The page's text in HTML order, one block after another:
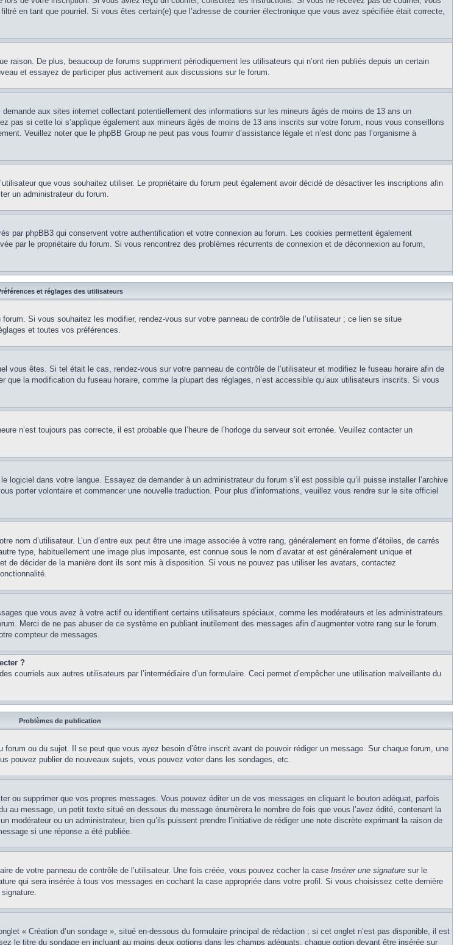
en tant que pourriel. Si vous êtes certain(e) que l’adresse de courrier électronique que vous avez spécifiée était correcte,
raison. De plus, beaucoup de forums suppriment périodiquement les utilisateurs qui n’ont rien publiés depuis un certain
et essayez de participer plus activement aux discussions sur le forum.
aux sites internet collectant potentiellement des informations sur les mineurs âgés de moins de 13 ans un
si cette loi s’applique également aux mineurs âgés de moins de 13 ans inscrits sur votre forum, nous vous conseillons
Veuillez noter que le phpBB Group ne peut pas vous fournir d’assistance légale et n’est donc pas l’organisme à
que vous souhaitez utiliser. Le propriétaire du forum peut également avoir décidé de désactiver les inscriptions afin
un administrateur du forum.
par phpBB3 qui conservent votre authentification et votre connexion au forum. Les cookies permettent également
par le propriétaire du forum. Si vous rencontrez des problèmes récurrents de connexion et de déconnexion au forum,
et réglages des utilisateurs
Si vous souhaitez les modifier, rendez-vous sur votre panneau de contrôle de l’utilisateur ; ce lien se situe
et toutes vos préférences.
vous êtes. Si tel était le cas, rendez-vous sur votre panneau de contrôle de l’utilisateur et modifiez le fuseau horaire afin de
la modification du fuseau horaire, comme la plupart des réglages, n’est accessible qu’aux utilisateurs inscrits. Si vous
n’est toujours pas correcte, il est probable que l’heure de l’horloge du serveur soit erronée. Veuillez contacter un
logiciel dans votre langue. Essayez de demander à un administrateur du forum s’il est possible qu’il puisse installer l’archive
porter volontaire et commencer une nouvelle traduction. Pour plus d’informations, veuillez vous rendre sur le site officiel
d’utilisateur. L’un d’entre eux peut être une image associée à votre rang, généralement en forme d’étoiles, de carrés
type, habituellement une image plus imposante, est connue sous le nom d’avatar et est généralement unique et
de décider de la manière dont ils sont mis à disposition. Si vous ne pouvez pas utiliser les avatars, contactez
que vous avez à votre actif ou identifient certains utilisateurs spéciaux, comme les modérateurs et les administrateurs.
Merci de ne pas abuser de ce système en publiant inutilement des messages afin d’augmenter votre rang sur le forum.
compteur de messages.
?
aux autres utilisateurs par l’intermédiaire d’un formulaire. Ceci permet d’empêcher une utilisation malveillante du
Problèmes de publication
ou du sujet. Il se peut que vous ayez besoin d’être inscrit avant de pouvoir rédiger un message. Sur chaque forum, une
pouvez publier de nouveaux sujets, vous pouvez voter dans les sondages, etc.
ou supprimer que vos propres messages. Vous pouvez éditer un de vos messages en cliquant le bouton adéquat, parfois
au message, un petit texte situé en dessous du message énumèrera le nombre de fois que vous l’avez édité, contenant la
modérateur ou un administrateur, bien qu’ils puissent prendre l’initiative de rédiger une note discrète exprimant la raison de
si une réponse a été publiée.
de votre panneau de contrôle de l’utilisateur. Une fois créée, vous pouvez cocher la case Insérer une signature sur le
qui sera insérée à tous vos messages en cochant la case appropriée dans votre profil. Si vous choisissez cette dernière
« Création d’un sondage », situé en-dessous du formulaire principal de rédaction ; si cet onglet n’est pas disponible, il est
le titre du sondage en incluant au moins deux options dans les champs adéquats, chaque option devant être insérée sur